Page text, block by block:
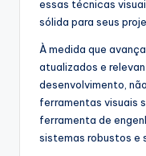
essas técnicas
sólida para seus
À medida que
atualizados e
desenvolvimento,
ferramentas visuais
ferramenta de
sistemas robustos e